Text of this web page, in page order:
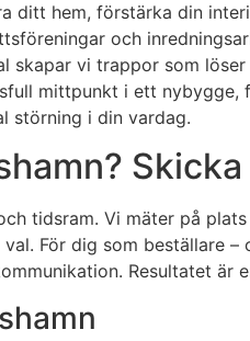
ditt hem, förstärka din
och
vi trappor som
mittpunkt i ett
störning i din vardag.
tidsram. Vi mäter på
För dig som beställare
Resultatet är